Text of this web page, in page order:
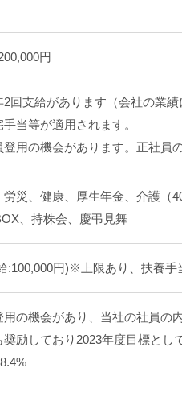
円
回支給があります（会社の業績
当等が適用されます。
用の機会があります。正社員
災、健康、厚生年金、介護（
、持株会、慶弔見舞
:100,000円)※上限あり、扶養手
の機会があり、当社の社員の
励しており2023年度目標とし